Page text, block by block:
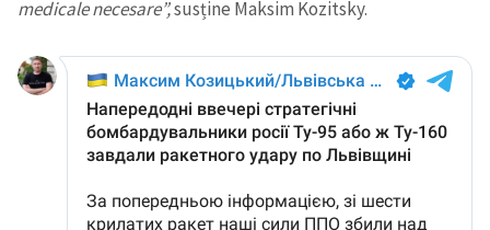
medicale necesare”,susține Maksim Kozitsky.